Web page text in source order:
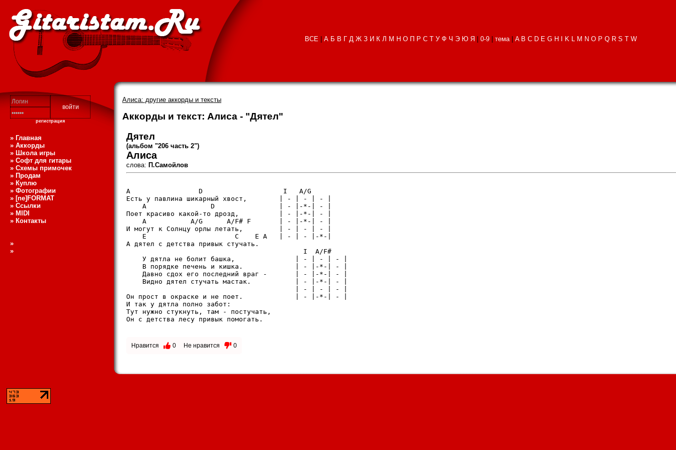
ВСЕ| А Б В Г Д Ж З И К Л М Н О П Р С Т У Ф Ч Э Ю Я 0-9| тема| A B C D E G H K L M N O P Q R S T W
регистрация
Алиса: другие аккорды и тексты
Аккорды и текст: Алиса - "Дятел"
» Главная
» Аккорды
» Школа игры
» Софт для гитары
» Схемы примочек
» Продам
» Куплю
» Фотографии
» [ne]FORMAT
» Ссылки
» MIDI
» Контакты
»
»
Дятел
(альбом "206 часть 2")
Алиса
слова: П.Самойлов
A                 D                    I   A/G
Есть у павлина шикарный хвост,        | - | - | - |
    A                D                | - |-*-| - |
Поет красиво какой-то дрозд,          | - |-*-| - |
    A           A/G      A/F# F       | - |-*-| - |
И могут к Солнцу орлы летать,         | - | - | - |
    E                      C    E A   | - | - |-*-|
А дятел с детства привык стучать.
                                            I  A/F#
    У дятла не болит башка,               | - | - | - |
    В порядке печень и кишка.             | - |-*-| - |
    Давно сдох его последний враг -       | - |-*-| - |
    Видно дятел стучать мастак.           | - |-*-| - |
                                          | - | - | - |
Он прост в окраске и не поет.             | - |-*-| - |
И так у дятла полно забот:
Тут нужно стукнуть, там - постучать,
Он с детства лесу привык помогать.
Нравится 0 Не нравится 0